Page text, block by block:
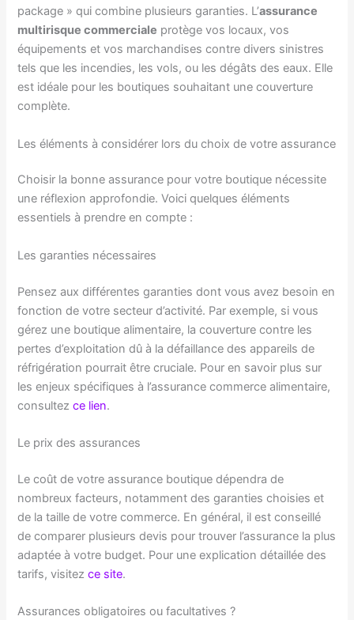
package » qui combine plusieurs garanties. L’assurance
multirisque commerciale protège vos locaux, vos
équipements et vos marchandises contre divers sinistres
tels que les incendies, les vols, ou les dégâts des eaux. Elle
est idéale pour les boutiques souhaitant une couverture
complète.
Les éléments à considérer lors du choix de votre assurance
Choisir la bonne assurance pour votre boutique nécessite
une réflexion approfondie. Voici quelques éléments
essentiels à prendre en compte :
Les garanties nécessaires
Pensez aux différentes garanties dont vous avez besoin en
fonction de votre secteur d’activité. Par exemple, si vous
gérez une boutique alimentaire, la couverture contre les
pertes d’exploitation dû à la défaillance des appareils de
réfrigération pourrait être cruciale. Pour en savoir plus sur
les enjeux spécifiques à l’assurance commerce alimentaire,
consultezce lien.
Le prix des assurances
Le coût de votre assurance boutique dépendra de
nombreux facteurs, notamment des garanties choisies et
de la taille de votre commerce. En général, il est conseillé
de comparer plusieurs devis pour trouver l’assurance la plus
adaptée à votre budget. Pour une explication détaillée des
tarifs, visitezce site.
Assurances obligatoires ou facultatives ?